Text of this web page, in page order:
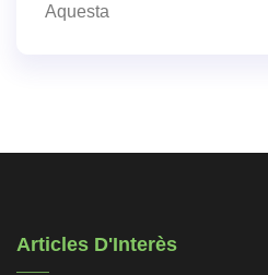
Aquesta
Articles D'Interès